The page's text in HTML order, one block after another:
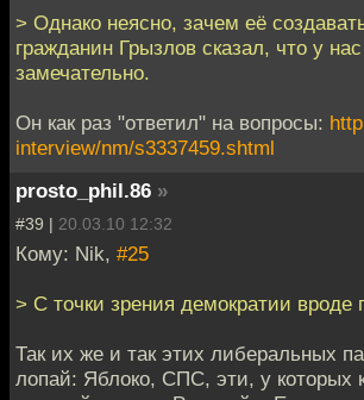
> Однако неясно, зачем её
гражданин Грызлов сказал, что у
замечательно.
Он как раз "ответил" на вопросы:
interview/nm/s3337459.shtml
prosto_phil.86 »
#39 | 20.03.10 12:32
Кому: Nik, #25
> С точки зрения демократии вроде
Так их же и так этих либеральных
лопай: Яблоко, СПС, эти, у которых